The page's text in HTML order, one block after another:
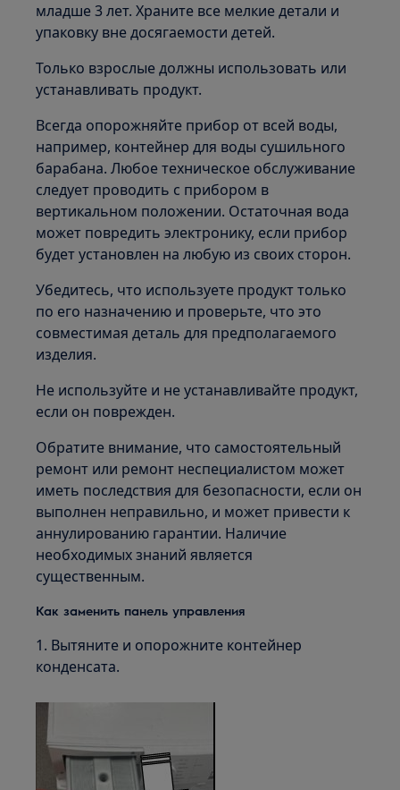
младше 3 лет. Храните все мелкие детали и
упаковку вне досягаемости детей.
Только взрослые должны использовать или
устанавливать продукт.
Всегда опорожняйте прибор от всей воды,
например, контейнер для воды сушильного
барабана. Любое техническое обслуживание
следует проводить с прибором в
вертикальном положении. Остаточная вода
может повредить электронику, если прибор
будет установлен на любую из своих сторон.
Убедитесь, что используете продукт только
по его назначению и проверьте, что это
совместимая деталь для предполагаемого
изделия.
Не используйте и не устанавливайте продукт,
если он поврежден.
Обратите внимание, что самостоятельный
ремонт или ремонт неспециалистом может
иметь последствия для безопасности, если он
выполнен неправильно, и может привести к
аннулированию гарантии. Наличие
необходимых знаний является
существенным.
Как заменить панель управления
1. Вытяните и опорожните контейнер
конденсата.